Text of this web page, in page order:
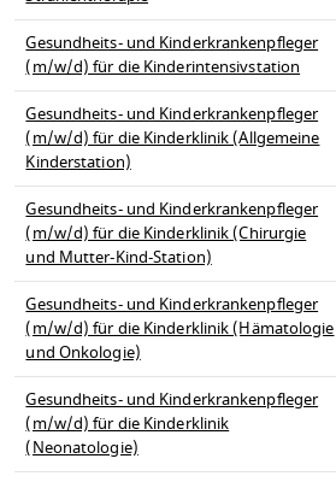
Gesundheits- und Kinderkrankenpfleger
(m/w/d) für die Kinderintensivstation
Gesundheits- und Kinderkrankenpfleger
(m/w/d) für die Kinderklinik (Allgemeine
Kinderstation)
Gesundheits- und Kinderkrankenpfleger
(m/w/d) für die Kinderklinik (Chirurgie
und Mutter-Kind-Station)
Gesundheits- und Kinderkrankenpfleger
(m/w/d) für die Kinderklinik (Hämatologie
und Onkologie)
Gesundheits- und Kinderkrankenpfleger
(m/w/d) für die Kinderklinik
(Neonatologie)